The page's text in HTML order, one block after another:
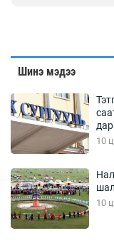
Шинэ мэдээ
10
10